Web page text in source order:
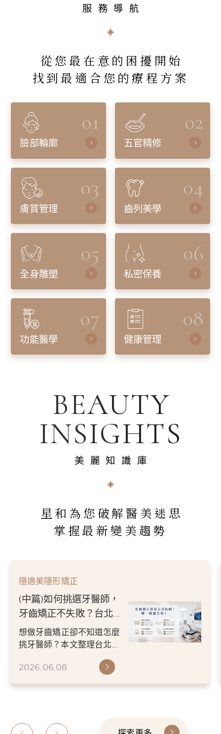
服務導航
從您最在意的困擾開始
找到最適合您的療程方案
01
臉部輪廓
02
五官精修
03
膚質管理
04
齒列美學
05
全身雕塑
06
私密保養
07
功能醫學
08
健康管理
BEAUTY
INSIGHTS
美麗知識庫
星和為您破解醫美迷思
掌握最新變美趨勢
隱適美隱形矯正
(中篇)如何挑選牙醫師，
牙齒矯正不失敗？台北／
新竹牙醫推薦指南
想做牙齒矯正卻不知道怎麼
挑牙醫師？本文整理台北／
醫師經驗、數位檢查、矯正
2026.06.08